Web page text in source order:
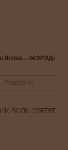
Волка…«МЭРЭД»
Подробнее